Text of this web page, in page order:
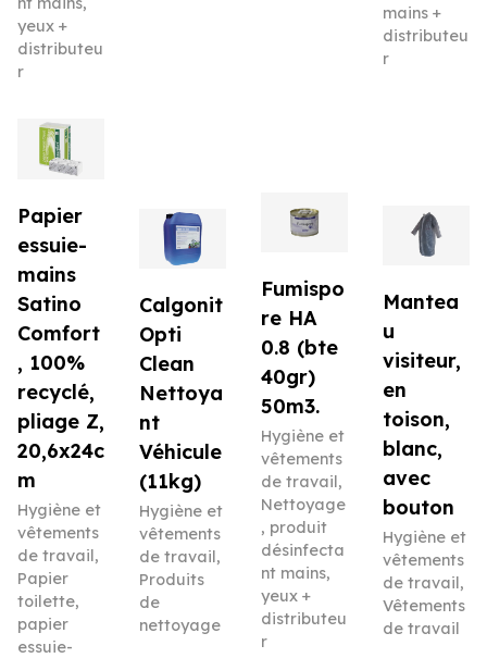
yeux +
distributeu
r
mains +
distributeu
r
Papier
essuie-
mains
Satino
Comfort
, 100%
recyclé,
pliage Z,
20,6x24c
m
Hygiène et
vêtements
de travail,
Papier
toilette,
papier
essuie-
Calgonit
Opti
Clean
Nettoya
nt
Véhicule
(11kg)
Hygiène et
vêtements
de travail ,
Produits
de
nettoyage
Fumispo
re HA
0.8 (bte
40gr)
50m3.
Hygiène et
vêtements
de travail ,
Nettoyage
, produit
désinfecta
nt mains,
yeux +
distributeu
r
Mantea
u
visiteur,
en
toison,
blanc,
avec
bouton
Hygiène et
vêtements
de travail ,
Vêtements
de travail